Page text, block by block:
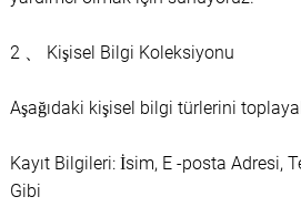
2 、 Kişisel Bilgi Koleksiyonu
Aşağıdaki kişisel bilgi türlerini
Kayıt Bilgileri: İsim, E -posta Adresi,
Gibi